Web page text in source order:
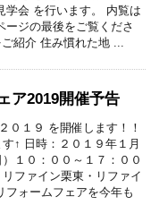
学会 を行います。 内覧は
ージの最後をご覧くださ
紹介 住み慣れた地 ...
ア2019開催予告
０１９ を開催します！！
↑ 日時：２０１９年１月
１０：００～１７：００
ファイン栗東・リファイ
フォームフェアを今年も